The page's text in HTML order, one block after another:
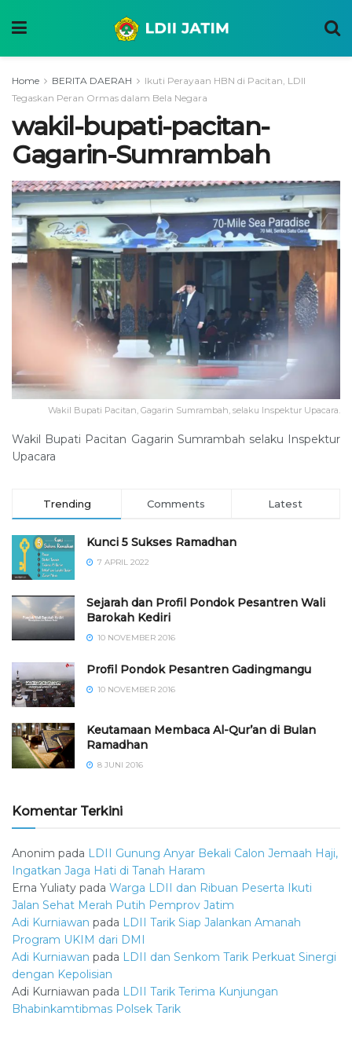
Home BERITA DAERAH
Ikuti Perayaan HBN di Pacitan, LDII
Tegaskan Peran Ormas dalam Bela Negara
wakil-bupati-pacitan-
Gagarin-Sumrambah
Wakil Bupati Pacitan, Gagarin Sumrambah, selaku Inspektur Upacara.
Wakil Bupati Pacitan Gagarin Sumrambah selaku Inspektur
Upacara
Trending Comments Latest
Kunci 5 Sukses Ramadhan
7 APRIL 2022
Sejarah dan Profil Pondok Pesantren Wali
Barokah Kediri
10 NOVEMBER 2016
⁠⁠⁠Profil Pondok Pesantren Gadingmangu
10 NOVEMBER 2016
Keutamaan Membaca Al-Qur’an di Bulan
Ramadhan
8 JUNI 2016
Komentar Terkini
Anonim pada LDII Gunung Anyar Bekali Calon Jemaah Haji,
Ingatkan Jaga Hati di Tanah Haram
Erna Yuliaty pada Warga LDII dan Ribuan Peserta Ikuti
Jalan Sehat Merah Putih Pemprov Jatim
Adi Kurniawan pada LDII Tarik Siap Jalankan Amanah
Program UKIM dari DMI
Adi Kurniawan pada LDII dan Senkom Tarik Perkuat Sinergi
dengan Kepolisian
Adi Kurniawan pada LDII Tarik Terima Kunjungan
Bhabinkamtibmas Polsek Tarik